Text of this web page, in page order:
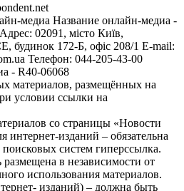
медиа Название онлайн-медиа -
02091, місто Київ,
172-Б, офіс 208/1 E-mail:
Телефон: 044-205-43-00
- R40-06068
материалов, размещённых на
условии ссылки на
со страницы «Новости
изданий – обязательна
систем гиперссылка.
в независимости от
использования материалов.
изданий) – должна быть